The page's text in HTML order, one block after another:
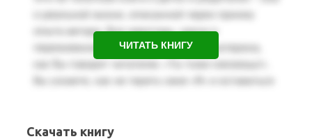
ЧИТАТЬ КНИГУ
Скачать книгу